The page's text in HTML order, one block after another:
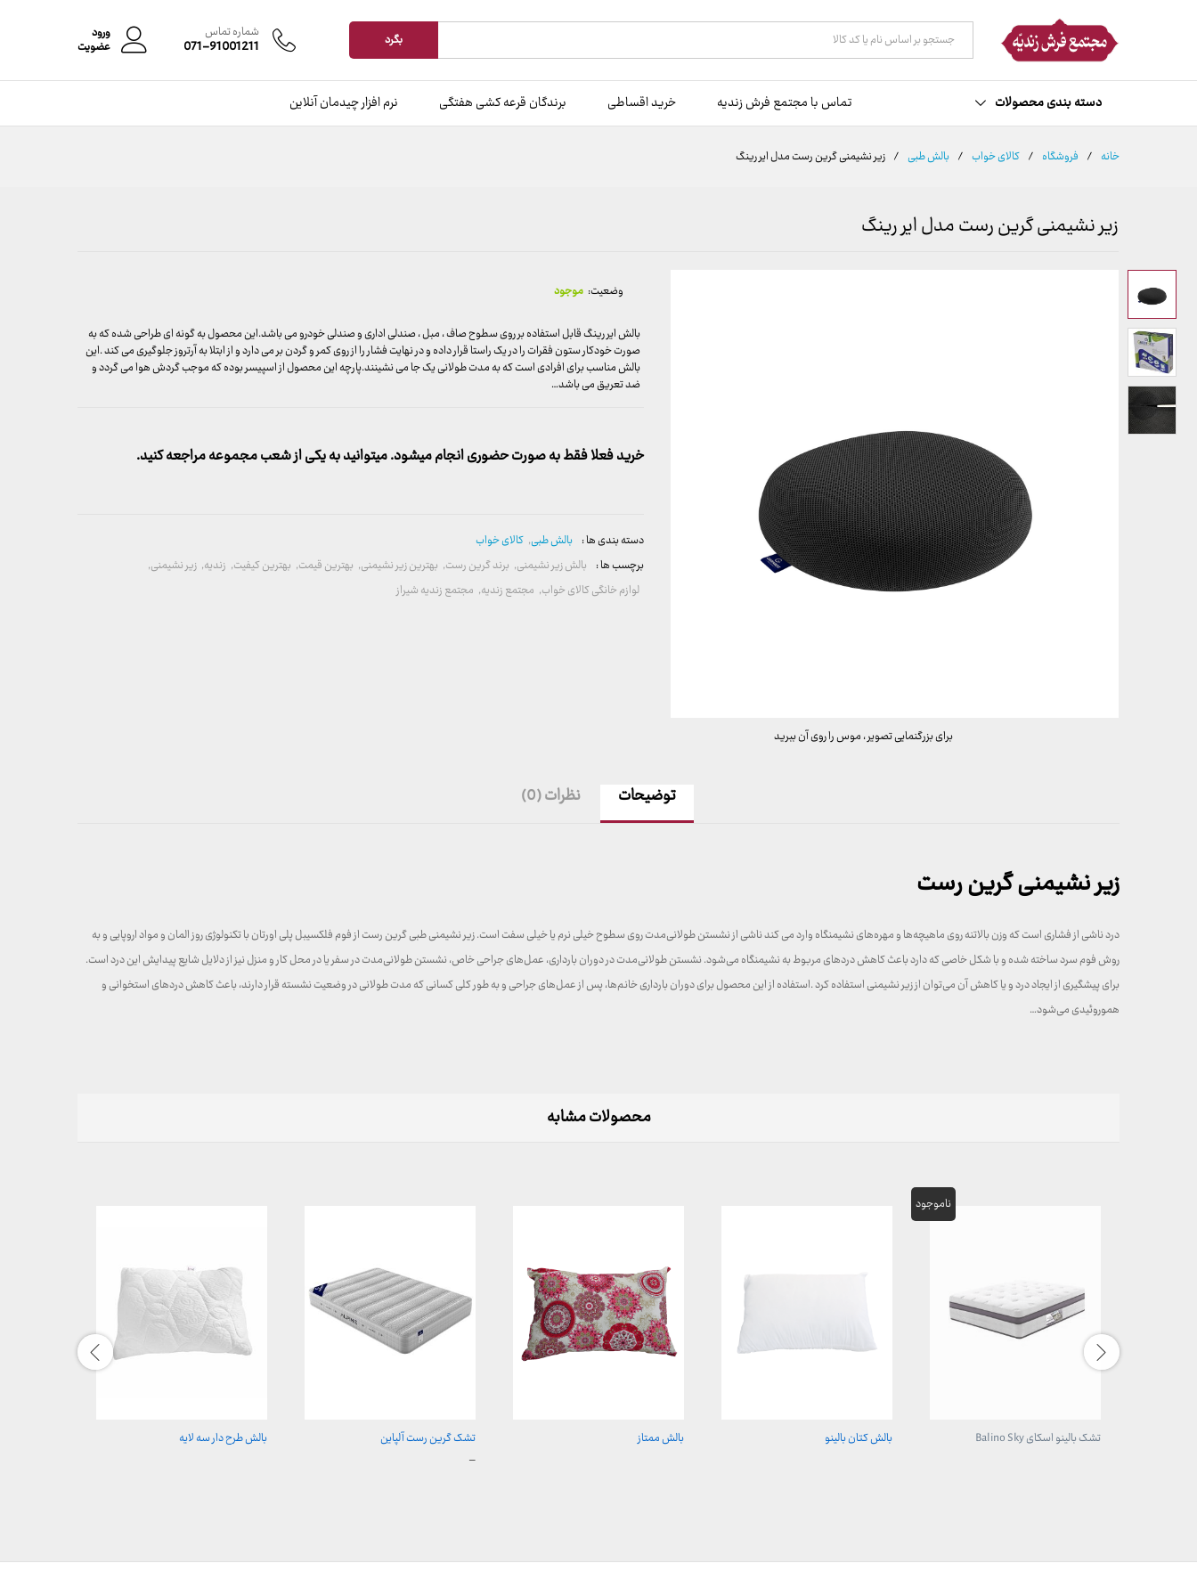
همه دسته ها بگرد شماره تماس
071-91001211
ورود
عضویت
دسته بندی محصولات تماس با مجتمع فرش زندیه خرید اقساطی برندگان قرعه کشی هفتگی نرم افزار چیدمان آنلاین
خانه / فروشگاه / کالای خواب / بالش طبی / زیر نشیمنی گرین رست مدل ایر رینگ
زیر نشیمنی گرین رست مدل ایر رینگ
برای بزرگنمایی تصویر ، موس را روی آن ببرید
وضعیت: موجود
بالش ایر رینگ قابل استفاده بر روی سطوح صاف ، مبل ، صندلی اداری و صندلی خودرو می باشد.این محصول به گونه ای طراحی شده که به
صورت خودکار ستون فقرات را در یک راستا قرار داده و در نهایت فشار را از روی کمر و گردن بر می دارد و از ابتلا به آرتروز جلوگیری می کند .این
بالش مناسب برای افرادی است که به مدت طولانی یک جا می نشینند.پارچه این محصول از اسپیسر بوده که موجب گردش هوا می گردد و
ضد تعریق می باشد…
خرید فعلا فقط به صورت حضوری انجام میشود. میتوانید به یکی از شعب مجموعه مراجعه کنید.
دسته بندی ها : بالش طبی, کالای خواب
برچسب ها : بالش زیر نشیمنی, برند گرین رست, بهترین زیر نشیمنی, بهترین قیمت, بهترین کیفیت, زندیه, زیر نشیمنی,
لوازم خانگی کالای خواب, مجتمع زندیه, مجتمع زندیه شیراز
توضیحات نظرات (0)
زیر نشیمنی گرین رست
درد ناشی از فشاری است که وزن بالاتنه روی ماهیچه‌ها و مهره‌های نشیمنگاه وارد می کند ناشی از نشستن طولانی‌مدت روی سطوح خیلی نرم یا خیلی سفت است. زیر نشیمنی طبی گرین رست از فوم فلکسیبل پلی اورتان با تکنولوژی روز المان و مواد اروپایی و به
روش فوم سرد ساخته شده و با شکل خاصی که دارد باعث کاهش دردهای مربوط به نشیمنگاه می‌شود. نشستن طولانی‌مدت در دوران بارداری، عمل‌های جراحی خاص، نشستن طولانی‌مدت در سفر یا در محل کار و منزل نیز از دلایل شایع پیدایش این درد است.
برای پیشگیری از ایجاد درد و یا کاهش آن می‌توان از زیر نشیمنی استفاده کرد .استفاده از این محصول برای دوران بارداری خانم‌ها، پس از عمل‌های جراحی و به طور کلی کسانی که مدت طولانی در وضعیت نشسته قرار دارند، باعث کاهش دردهای استخوانی و
هموروئیدی می‌شود…
محصولات مشابه
تشک بالینو اسکای Balino Sky بالش کتان بالینو بالش ممتاز تشک گرین رست آلپاین
–محدوده
بالش طرح دار سه لایه
توضیحات نظرات (0)